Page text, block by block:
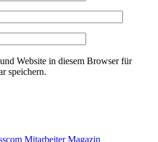
Website in diesem Browser für
speichern.
Mitarbeiter Magazin